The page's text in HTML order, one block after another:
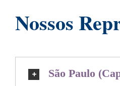
Nossos
São Paulo